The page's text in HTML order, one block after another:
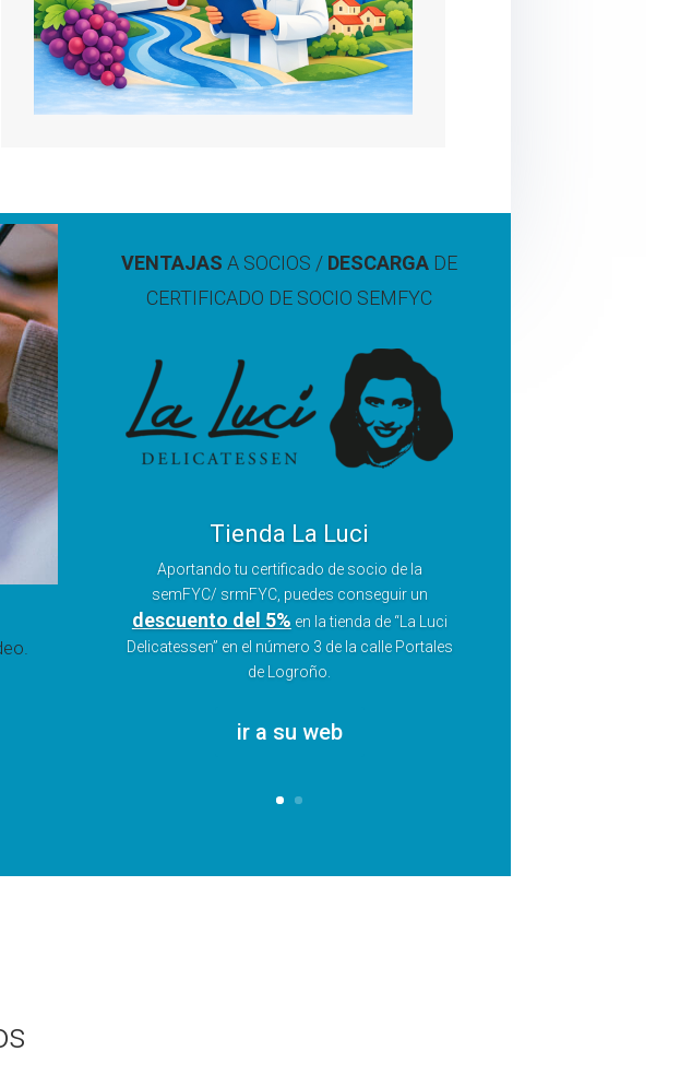
VENTAJAS A SOCIOS / DESCARGA DE
CERTIFICADO DE SOCIO SEMFYC
Tienda La Luci
Aportando tu certificado de socio de la
semFYC/ srmFYC, puedes conseguir un
descuento del 5% en la tienda de “La Luci
Delicatessen” en el número 3 de la calle Portales
de Logroño.
ir a su web